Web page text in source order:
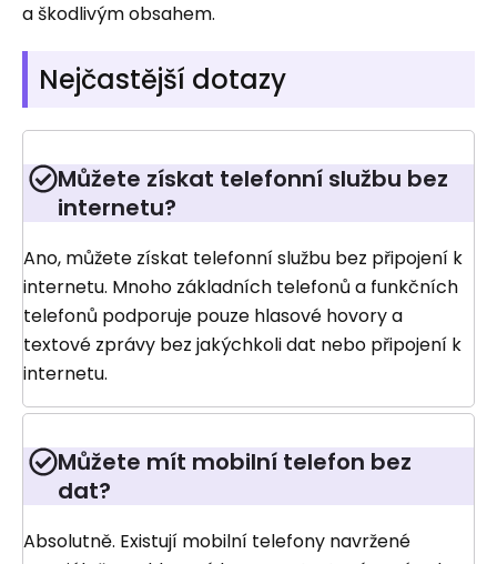
a škodlivým obsahem.
Nejčastější dotazy
Můžete získat telefonní službu bez
internetu?
Ano, můžete získat telefonní službu bez připojení k
internetu. Mnoho základních telefonů a funkčních
telefonů podporuje pouze hlasové hovory a
textové zprávy bez jakýchkoli dat nebo připojení k
internetu.
Můžete mít mobilní telefon bez
dat?
Absolutně. Existují mobilní telefony navržené